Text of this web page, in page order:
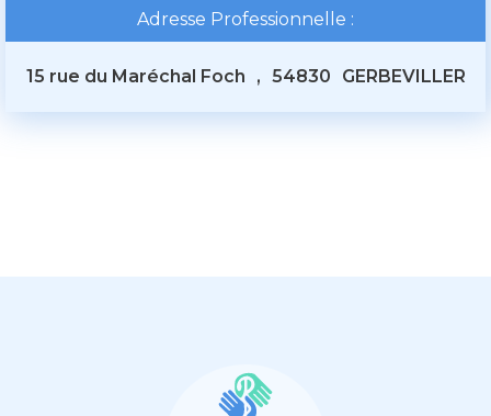
Adresse Professionnelle :
15 rue du Maréchal Foch , 54830 GERBEVILLER